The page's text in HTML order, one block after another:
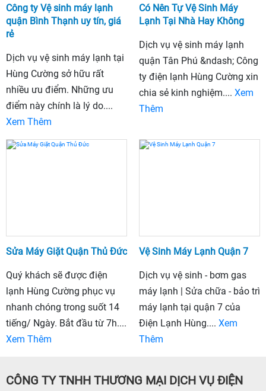
Công ty Vệ sinh máy lạnh
quận Bình Thạnh uy tín, giá
rẻ
Dịch vụ vệ sinh máy lạnh tại
Hùng Cường sở hữu rất
nhiều ưu điểm. Những ưu
điểm này chính là lý do....
Xem Thêm
Có Nên Tự Vệ Sinh Máy
Lạnh Tại Nhà Hay Không
Dịch vụ vệ sinh máy lạnh
quận Tân Phú &ndash; Công
ty điện lạnh Hùng Cường xin
chia sẻ kinh nghiệm.... Xem
Thêm
Sửa Máy Giặt Quận Thủ Đức
Quý khách sẽ được điện
lạnh Hùng Cường phục vụ
nhanh chóng trong suốt 14
tiếng/ Ngày. Bắt đầu từ 7h....
Xem Thêm
Vệ Sinh Máy Lạnh Quận 7
Dịch vụ vệ sinh - bơm gas
máy lạnh | Sửa chữa - bảo trì
máy lạnh tại quận 7 của
Điện Lạnh Hùng.... Xem
Thêm
CÔNG TY TNHH THƯƠNG MẠI DỊCH VỤ ĐIỆN